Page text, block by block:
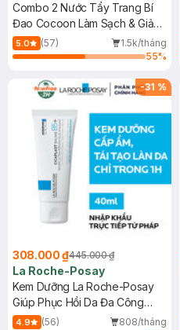
Combo 2 Nước Tẩy Trang Bí
Đao Cocoon Làm Sạch & Giảm
Dầu 500ml
5.0 (57)
1.5k/tháng
55%
-31 %
308.000 ₫445.000 ₫
La Roche-Posay
Kem Dưỡng La Roche-Posay
Giúp Phục Hồi Da Đa Công
Dụng 40ml
4.9 (56)
808/tháng